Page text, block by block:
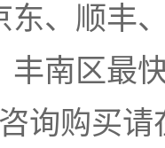
东、顺丰
丰南区最
询购买请